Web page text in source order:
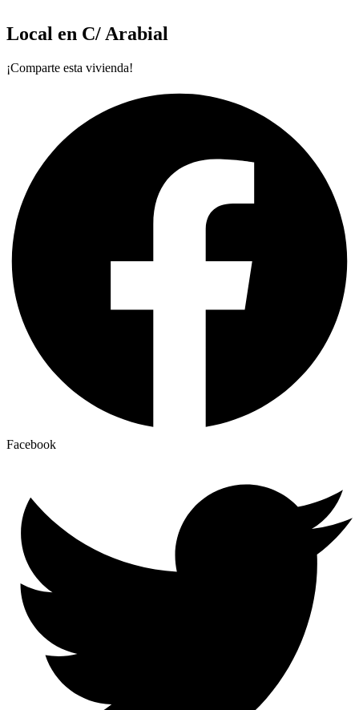
Local en C/ Arabial
¡Comparte esta vivienda!
Facebook